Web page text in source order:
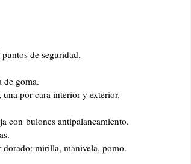
de seguridad.
de goma.
una por cara interior y exterior.
con bulones antipalancamiento.
dorado: mirilla, manivela, pomo.